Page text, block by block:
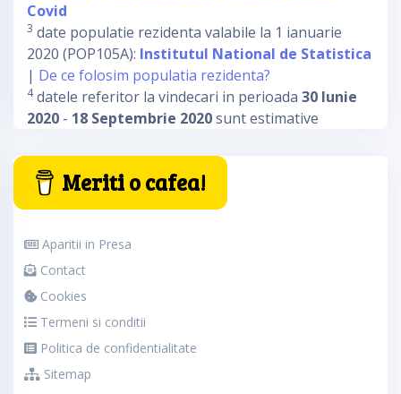
Covid
3 date populatie rezidenta valabile la 1 ianuarie
2020 (POP105A): Institutul National de Statistica
| De ce folosim populatia rezidenta?
4datele referitor la vindecari in perioada 30 Iunie
2020 - 18 Septembrie 2020sunt estimative
Meriti o cafea!
Aparitii in Presa
Contact
Cookies
Termeni si conditii
Politica de confidentialitate
Sitemap